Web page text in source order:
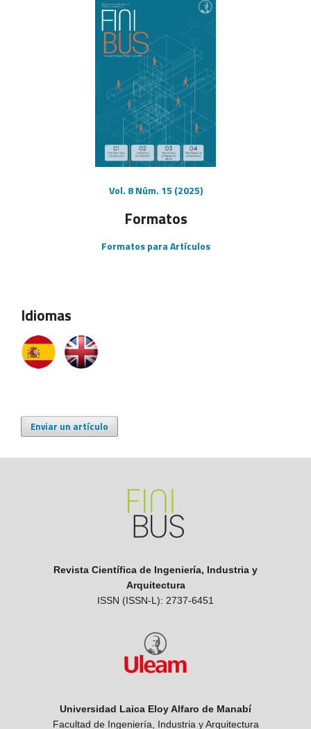
Vol. 8 Núm. 15 (2025)
Formatos
Formatos para Artículos
Idiomas
Enviar un artículo
Revista Científica de Ingeniería, Industria y
Arquitectura
ISSN (ISSN-L): 2737-6451
Universidad Laica Eloy Alfaro de Manabí
Facultad de Ingeniería, Industria y Arquitectura